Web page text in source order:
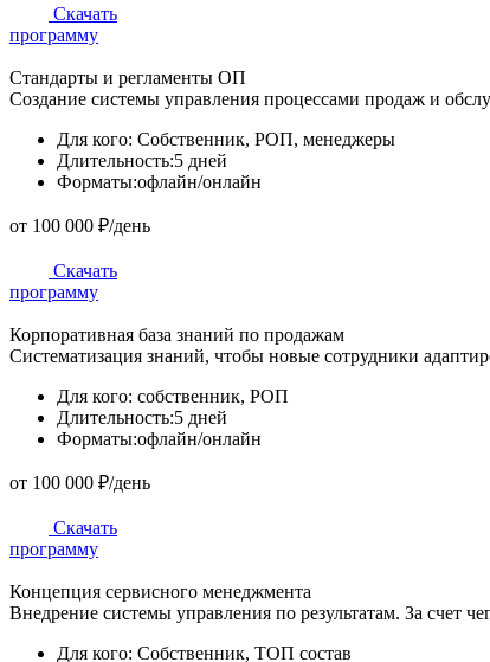
Скачать
программу
Стандарты и регламенты ОП
Создание системы управления процессами продаж и
Для кого: Собственник, РОП, менеджеры
Длительность:5 дней
Форматы:офлайн/онлайн
от 100 000 ₽/день
Скачать
программу
Корпоративная база знаний по продажам
Систематизация знаний, чтобы новые сотрудники
Для кого: собственник, РОП
Длительность:5 дней
Форматы:офлайн/онлайн
от 100 000 ₽/день
Скачать
программу
Концепция сервисного менеджмента
Внедрение системы управления по результатам. За счет
Для кого: Собственник, ТОП состав